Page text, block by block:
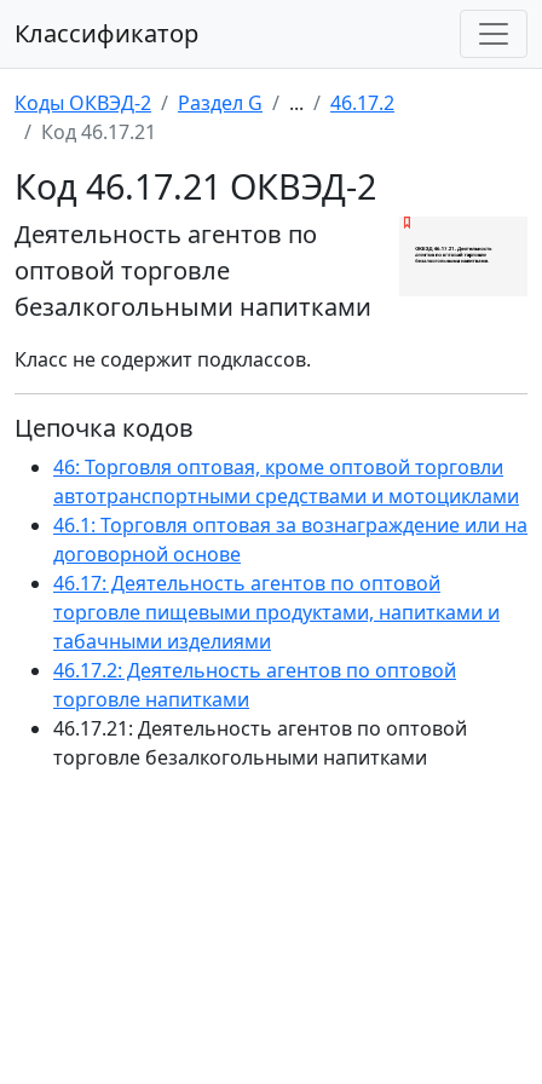
Классификатор
Коды ОКВЭД-2 Раздел G ...
46.17.2
Код 46.17.21
Код 46.17.21 ОКВЭД-2
Деятельность агентов по
оптовой торговле
безалкогольными напитками
Класс не содержит подклассов.
Цепочка кодов
46: Торговля оптовая, кроме оптовой торговли
автотранспортными средствами и мотоциклами
46.1: Торговля оптовая за вознаграждение или на
договорной основе
46.17: Деятельность агентов по оптовой
торговле пищевыми продуктами, напитками и
табачными изделиями
46.17.2: Деятельность агентов по оптовой
торговле напитками
46.17.21: Деятельность агентов по оптовой
торговле безалкогольными напитками